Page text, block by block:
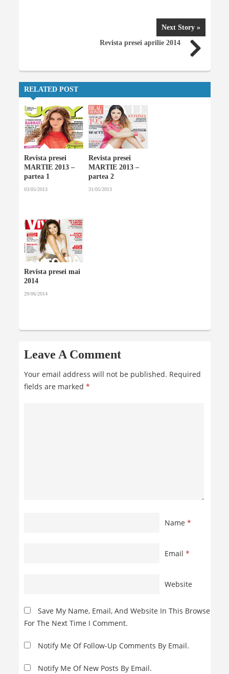
Next Story »
Revista presei aprilie 2014
RELATED POST
Revista presei
MARTIE 2013 –
partea 1
03/05/2013
Revista presei
MARTIE 2013 –
partea 2
31/05/2013
Revista presei mai
2014
29/06/2014
Leave A Comment
Your email address will not be published. Required
fields are marked *
Name *
Email *
Website
Save My Name, Email, And Website In This Browser
For The Next Time I Comment.
Notify Me Of Follow-Up Comments By Email.
Notify Me Of New Posts By Email.